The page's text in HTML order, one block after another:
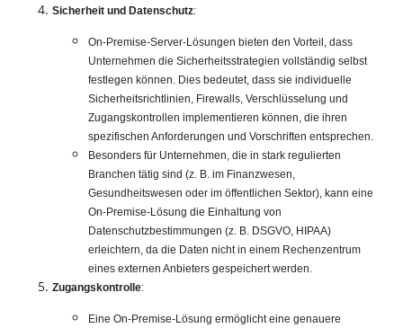
Sicherheit und Datenschutz:
On-Premise-Server-Lösungen bieten den Vorteil, dass
Unternehmen die Sicherheitsstrategien vollständig selbst
festlegen können. Dies bedeutet, dass sie individuelle
Sicherheitsrichtlinien, Firewalls, Verschlüsselung und
Zugangskontrollen implementieren können, die ihren
spezifischen Anforderungen und Vorschriften entsprechen.
Besonders für Unternehmen, die in stark regulierten
Branchen tätig sind (z. B. im Finanzwesen,
Gesundheitswesen oder im öffentlichen Sektor), kann eine
On-Premise-Lösung die Einhaltung von
Datenschutzbestimmungen (z. B. DSGVO, HIPAA)
erleichtern, da die Daten nicht in einem Rechenzentrum
eines externen Anbieters gespeichert werden.
Zugangskontrolle:
Eine On-Premise-Lösung ermöglicht eine genauere